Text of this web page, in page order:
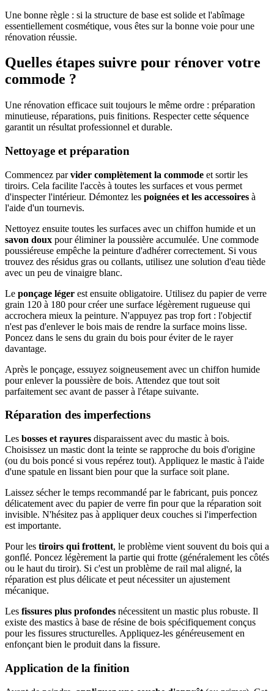
Une bonne règle : si la structure de base est solide et l'abîmage
essentiellement cosmétique, vous êtes sur la bonne voie pour une
rénovation réussie.
Quelles étapes suivre pour rénover votre
commode ?
Une rénovation efficace suit toujours le même ordre : préparation
minutieuse, réparations, puis finitions. Respecter cette séquence
garantit un résultat professionnel et durable.
Nettoyage et préparation
Commencez parvider complètement la commode et sortir les
tiroirs. Cela facilite l'accès à toutes les surfaces et vous permet
d'inspecter l'intérieur. Démontez les poignées et les accessoires à
l'aide d'un tournevis.
Nettoyez ensuite toutes les surfaces avec un chiffon humide et un
savon doux pour éliminer la poussière accumulée. Une commode
poussiéreuse empêche la peinture d'adhérer correctement. Si vous
trouvez des résidus gras ou collants, utilisez une solution d'eau tiède
avec un peu de vinaigre blanc.
Le ponçage léger est ensuite obligatoire. Utilisez du papier de verre
grain 120 à 180 pour créer une surface légèrement rugueuse qui
accrochera mieux la peinture. N'appuyez pas trop fort : l'objectif
n'est pas d'enlever le bois mais de rendre la surface moins lisse.
Poncez dans le sens du grain du bois pour éviter de le rayer
davantage.
Après le ponçage, essuyez soigneusement avec un chiffon humide
pour enlever la poussière de bois. Attendez que tout soit
parfaitement sec avant de passer à l'étape suivante.
Réparation des imperfections
Les bosses et rayures disparaissent avec du mastic à bois.
Choisissez un mastic dont la teinte se rapproche du bois d'origine
(ou du bois poncé si vous repérez tout). Appliquez le mastic à l'aide
d'une spatule en lissant bien pour que la surface soit plane.
Laissez sécher le temps recommandé par le fabricant, puis poncez
délicatement avec du papier de verre fin pour que la réparation soit
invisible. N'hésitez pas à appliquer deux couches si l'imperfection
est importante.
Pour les tiroirs qui frottent, le problème vient souvent du bois qui a
gonflé. Poncez légèrement la partie qui frotte (généralement les côtés
ou le haut du tiroir). Si c'est un problème de rail mal aligné, la
réparation est plus délicate et peut nécessiter un ajustement
mécanique.
Les fissures plus profondes nécessitent un mastic plus robuste. Il
existe des mastics à base de résine de bois spécifiquement conçus
pour les fissures structurelles. Appliquez-les généreusement en
enfonçant bien le produit dans la fissure.
Application de la finition